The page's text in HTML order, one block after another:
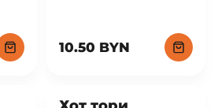
10.50 BYN